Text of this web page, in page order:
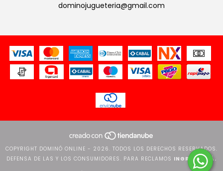
dominojugueteria@gmail.com
COPYRIGHT DOMINÓ ONLINE - 2026. TODOS LOS DERECHOS RESERVADOS.
DEFENSA DE LAS Y LOS CONSUMIDORES. PARA RECLAMOS INGRESÁ ACÁ.